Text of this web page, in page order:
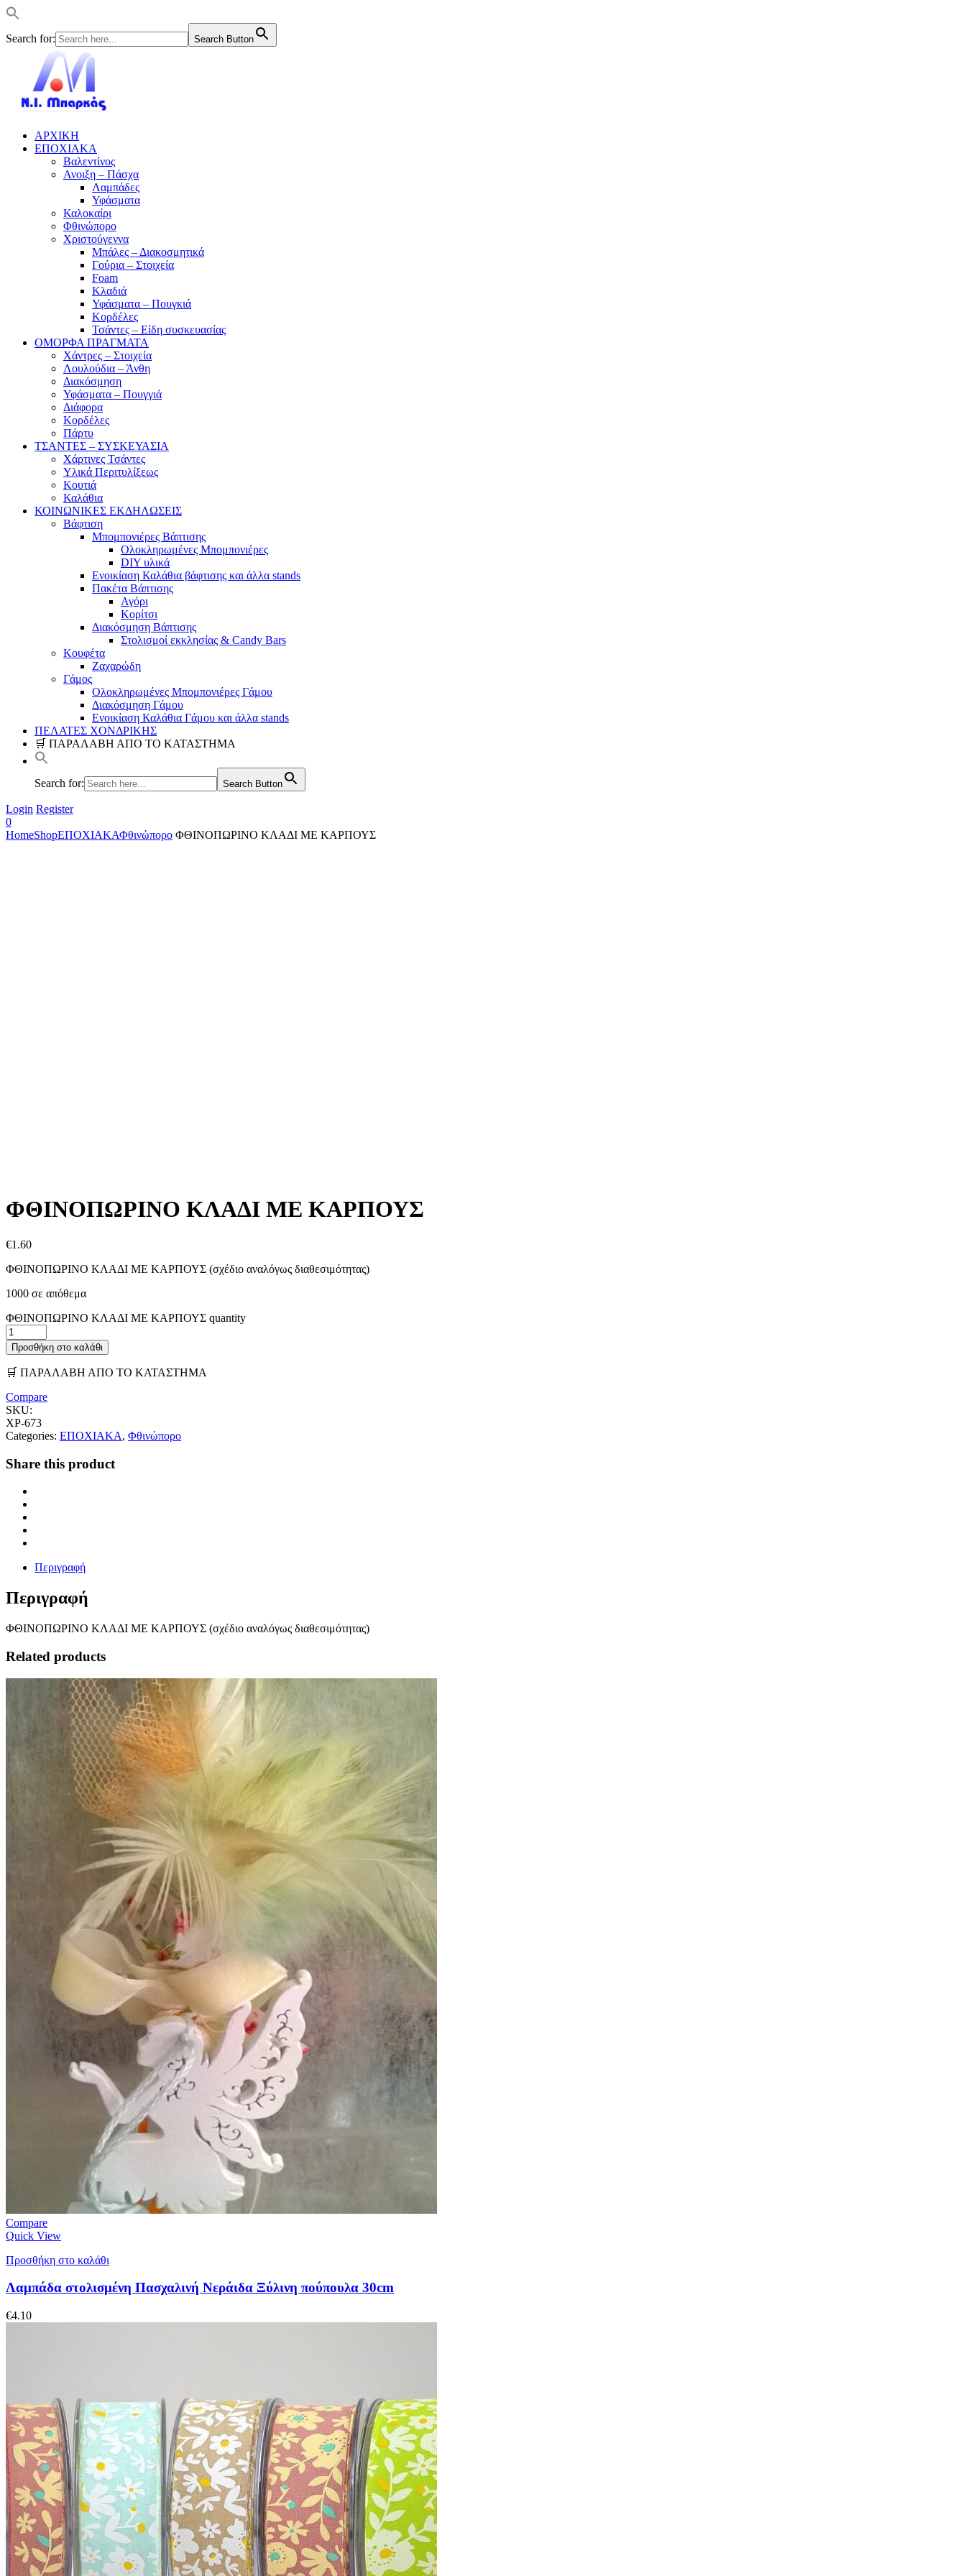
Search for: Search Button
ΑΡΧΙΚΗ
ΕΠΟΧΙΑΚΑ
Βαλεντίνος
Ανοιξη – Πάσχα
Λαμπάδες
Υφάσματα
Καλοκαίρι
Φθινώπορο
Χριστούγεννα
Μπάλες – Διακοσμητικά
Γούρια – Στοιχεία
Foam
Κλαδιά
Υφάσματα – Πουγκιά
Κορδέλες
Τσάντες – Είδη συσκευασίας
ΟΜΟΡΦΑ ΠΡΑΓΜΑΤΑ
Χάντρες – Στοιχεία
Λουλούδια – Άνθη
Διακόσμηση
Υφάσματα – Πουγγιά
Διάφορα
Κορδέλες
Πάρτυ
ΤΣΑΝΤΕΣ – ΣΥΣΚΕΥΑΣΙΑ
Χάρτινες Τσάντες
Υλικά Περιτυλίξεως
Κουτιά
Καλάθια
ΚΟΙΝΩΝΙΚΕΣ ΕΚΔΗΛΩΣΕΙΣ
Βάφτιση
Μπομπονιέρες Βάπτισης
Ολοκληρωμένες Μπομπονιέρες
DIY υλικά
Ενοικίαση Καλάθια βάφτισης και άλλα stands
Πακέτα Βάπτισης
Αγόρι
Κορίτσι
Διακόσμηση Βάπτισης
Στολισμοί εκκλησίας & Candy Bars
Κουφέτα
Ζαχαρώδη
Γάμος
Ολοκληρωμένες Μπομπονιέρες Γάμου
Διακόσμηση Γάμου
Ενοικίαση Καλάθια Γάμου και άλλα stands
ΠΕΛΑΤΕΣ ΧΟΝΔΡΙΚΗΣ
🛒 ΠΑΡΑΛΑΒΗ ΑΠΟ ΤΟ ΚΑΤΑΣΤΗΜΑ
Search for: Search Button
Login Register
0
HomeShopΕΠΟΧΙΑΚΑΦθινώπορο ΦΘΙΝΟΠΩΡΙΝΟ ΚΛΑΔΙ ΜΕ ΚΑΡΠΟΥΣ
ΦΘΙΝΟΠΩΡΙΝΟ ΚΛΑΔΙ ΜΕ ΚΑΡΠΟΥΣ
€1.60
ΦΘΙΝΟΠΩΡΙΝΟ ΚΛΑΔΙ ΜΕ ΚΑΡΠΟΥΣ (σχέδιο αναλόγως διαθεσιμότητας)
1000 σε απόθεμα
ΦΘΙΝΟΠΩΡΙΝΟ ΚΛΑΔΙ ΜΕ ΚΑΡΠΟΥΣ quantity
Προσθήκη στο καλάθι
🛒 ΠΑΡΑΛΑΒΗ ΑΠΟ ΤΟ ΚΑΤΑΣΤΗΜΑ
Compare
SKU:
ΧΡ-673
Categories: ΕΠΟΧΙΑΚΑ, Φθινώπορο
Share this product
Περιγραφή
Περιγραφή
ΦΘΙΝΟΠΩΡΙΝΟ ΚΛΑΔΙ ΜΕ ΚΑΡΠΟΥΣ (σχέδιο αναλόγως διαθεσιμότητας)
Related products
Compare
Quick View
Προσθήκη στο καλάθι
Λαμπάδα στολισμένη Πασχαλινή Νεράιδα Ξύλινη πούπουλα 30cm
€4.10